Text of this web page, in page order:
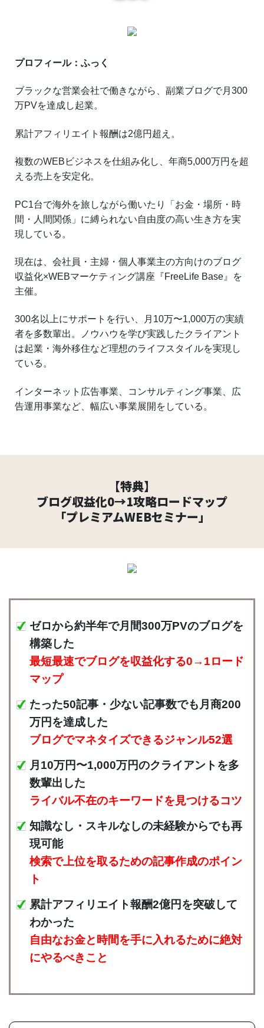
プロフィール：ふっく
ブラックな営業会社で働きながら、副業ブログで月300
万PVを達成し起業。
累計アフィリエイト報酬は2億円超え。
複数のWEBビジネスを仕組み化し、年商5,000万円を超
える売上を安定化。
PC1台で海外を旅しながら働いたり「お金・場所・時
間・人間関係」に縛られない自由度の高い生き方を実
現している。
現在は、会社員・主婦・個人事業主の方向けのブログ
収益化×WEBマーケティング講座『FreeLife Base』を
主催。
300名以上にサポートを行い、月10万〜1,000万の実績
者を多数輩出。ノウハウを学び実践したクライアント
は起業・海外移住など理想のライフスタイルを実現し
ている。
インターネット広告事業、コンサルティング事業、広
告運用事業など、幅広い事業展開をしている。
【特典】
ブログ収益化0→1攻略ロードマップ
「プレミアムWEBセミナー」
ゼロから約半年で月間300万PVのブログを
構築した
最短最速でブログを収益化する0→1ロード
マップ
たった50記事・少ない記事数でも月商200
万円を達成した
ブログでマネタイズできるジャンル52選
月10万円〜1,000万円のクライアントを多
数輩出した
ライバル不在のキーワードを見つけるコツ
知識なし・スキルなしの未経験からでも再
現可能
検索で上位を取るための記事作成のポイン
ト
累計アフィリエイト報酬2億円を突破して
わかった
自由なお金と時間を手に入れるために絶対
にやるべきこと